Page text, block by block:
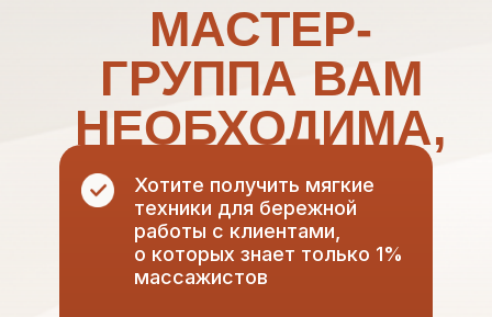
МАСТЕР-
ГРУППА ВАМ
НЕОБХОДИМА,
ЕСЛИ:
Хотите получить мягкие
техники для бережной
работы с клиентами,
о которых знает только 1%
массажистов